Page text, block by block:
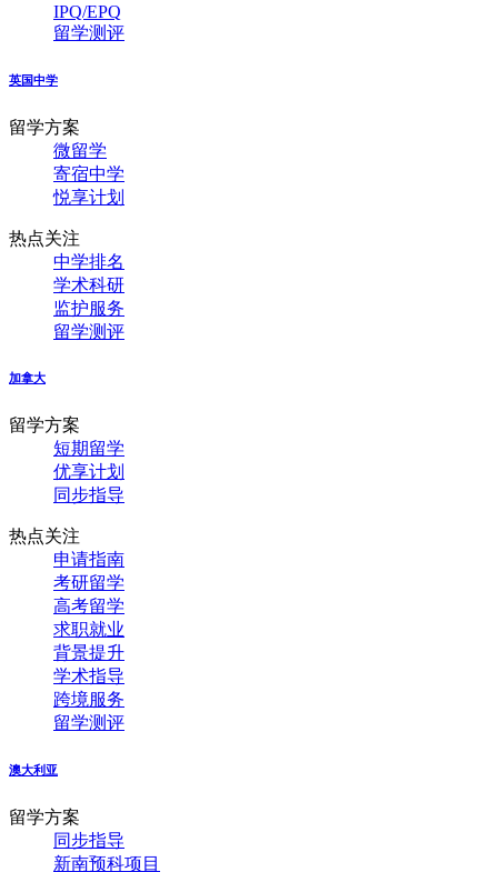
IPQ/EPQ
留学测评
英国中学
留学方案
微留学
寄宿中学
悦享计划
热点关注
中学排名
学术科研
监护服务
留学测评
加拿大
留学方案
短期留学
优享计划
同步指导
热点关注
申请指南
考研留学
高考留学
求职就业
背景提升
学术指导
跨境服务
留学测评
澳大利亚
留学方案
同步指导
新南预科项目